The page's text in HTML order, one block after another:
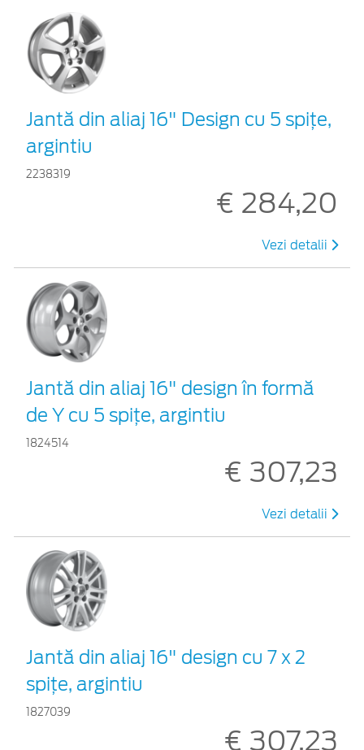
Jantă din aliaj 16" Design cu 5 spiţe,
argintiu
2238319
€ 284,20
Vezi detalii
Jantă din aliaj 16" design în formă
de Y cu 5 spiţe, argintiu
1824514
€ 307,23
Vezi detalii
Jantă din aliaj 16" design cu 7 x 2
spiţe, argintiu
1827039
€ 307,23